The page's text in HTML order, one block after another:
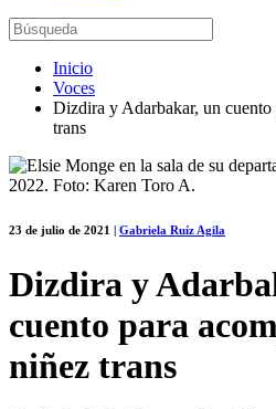
Inicio
Voces
Dizdira y Adarbakar, un cuento
trans
23 de julio de 2021 | Gabriela Ruíz Agila
Dizdira y
cuento para
niñez trans